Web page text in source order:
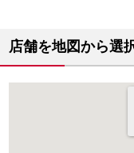
店舗を地図から選